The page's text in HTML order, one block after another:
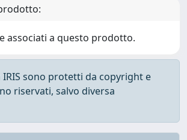
associati a questo prodotto.
sono protetti da copyright e
riservati, salvo diversa